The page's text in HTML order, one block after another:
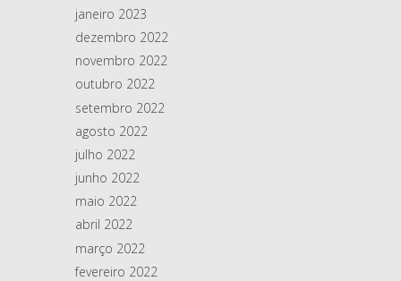
janeiro 2023
dezembro 2022
novembro 2022
outubro 2022
setembro 2022
agosto 2022
julho 2022
junho 2022
maio 2022
abril 2022
março 2022
fevereiro 2022